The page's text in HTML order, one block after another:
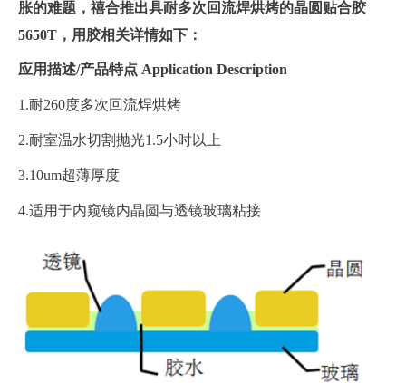
胀的难题，禧合推出具耐多次回流焊烘烤的晶圆贴合胶
5650T ，用胶相关详情如下：
应用描述/产品特点 Application Description
1.耐260度多次回流焊烘烤
2.耐室温水切割抛光1.5小时以上
3.10um超薄厚度
4.适用于内窥镜内晶圆与透镜玻璃粘接